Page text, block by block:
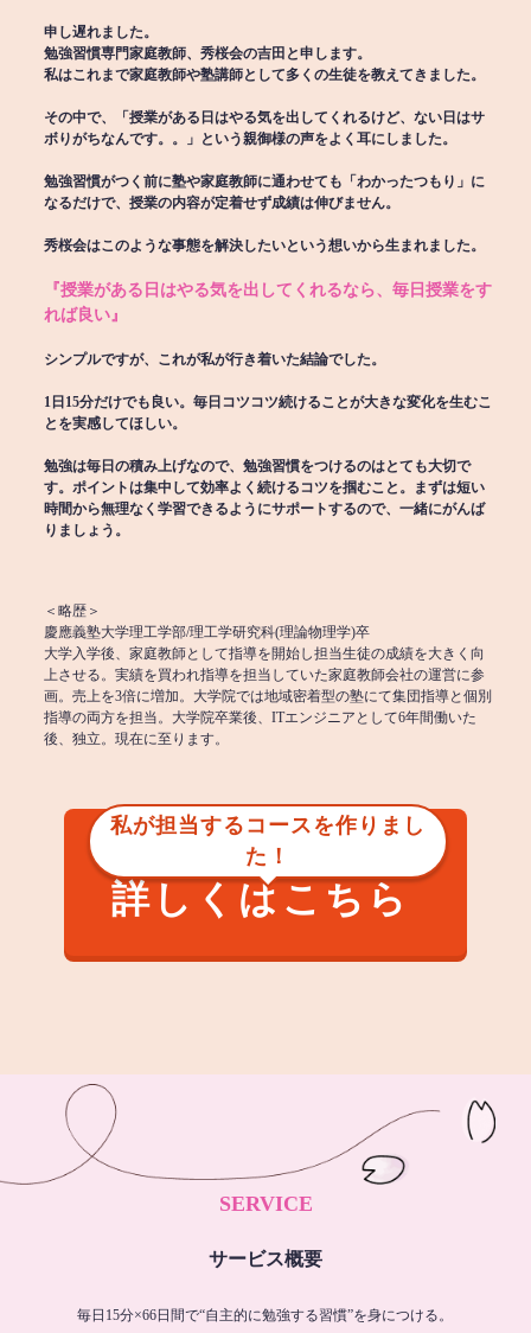
申し遅れました。
勉強習慣専門家庭教師、秀桜会の吉田と申します。
私はこれまで家庭教師や塾講師として多くの生徒を教えてきました。
その中で、「授業がある日はやる気を出してくれるけど、ない日はサ
ボりがちなんです。。」という親御様の声をよく耳にしました。
勉強習慣がつく前に塾や家庭教師に通わせても「わかったつもり」に
なるだけで、授業の内容が定着せず成績は伸びません。
秀桜会はこのような事態を解決したいという想いから生まれました。
『授業がある日はやる気を出してくれるなら、毎日授業をす
れば良い』
シンプルですが、これが私が行き着いた結論でした。
1日15分だけでも良い。毎日コツコツ続けることが大きな変化を生むこ
とを実感してほしい。
勉強は毎日の積み上げなので、勉強習慣をつけるのはとても大切で
す。ポイントは集中して効率よく続けるコツを掴むこと。まずは短い
時間から無理なく学習できるようにサポートするので、一緒にがんば
りましょう。
＜略歴＞
慶應義塾大学理工学部/理工学研究科(理論物理学)卒
大学入学後、家庭教師として指導を開始し担当生徒の成績を大きく向
上させる。実績を買われ指導を担当していた家庭教師会社の運営に参
画。売上を3倍に増加。大学院では地域密着型の塾にて集団指導と個別
指導の両方を担当。大学院卒業後、ITエンジニアとして6年間働いた
後、独立。現在に至ります。
私が担当するコースを作りまし
た！
詳しくはこちら
SERVICE
サービス概要
毎日15分×66日間で“自主的に勉強する習慣”を身につける。